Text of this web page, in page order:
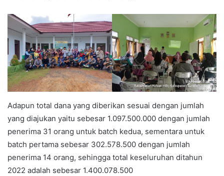
Adapun total dana yang diberikan sesuai dengan jumlah
yang diajukan yaitu sebesar 1.097.500.000 dengan jumlah
penerima 31 orang untuk batch kedua, sementara untuk
batch pertama sebesar 302.578.500 dengan jumlah
penerima 14 orang, sehingga total keseluruhan ditahun
2022 adalah sebesar 1.400.078.500